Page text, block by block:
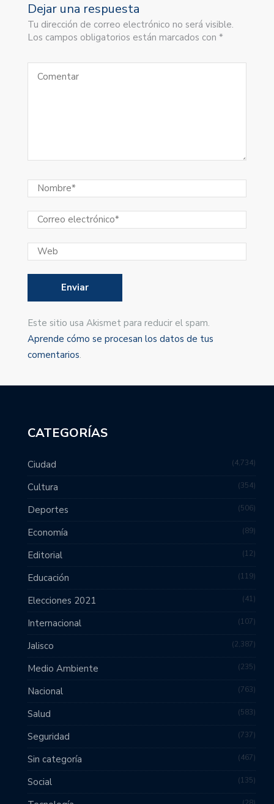
Dejar una respuesta
Tu dirección de correo electrónico no será visible.
Los campos obligatorios están marcados con *
Este sitio usa Akismet para reducir el spam.
Aprende cómo se procesan los datos de tus
comentarios.
CATEGORÍAS
Ciudad 4,734
Cultura 354
Deportes 506
Economía 89
Editorial 12
Educación 119
Elecciones 2021 41
Internacional 107
Jalisco 2,387
Medio Ambiente 235
Nacional 763
Salud 583
Seguridad 737
Sin categoría 467
Social 135